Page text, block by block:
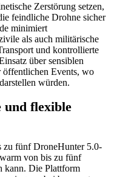
Zerstörung setzen,
feindliche Drohne sicher
minimiert
als auch militärische
und kontrollierte
über sensiblen
öffentlichen Events, wo
würden.
und flexible
zu fünf DroneHunter 5.0-
von bis zu fünf
kann. Die Plattform